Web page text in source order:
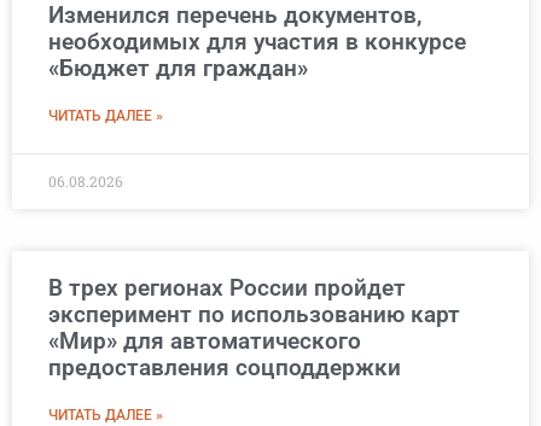
Изменился перечень документов,
необходимых для участия в конкурсе
«Бюджет для граждан»
ЧИТАТЬ ДАЛЕЕ »
06.08.2026
В трех регионах России пройдет
эксперимент по использованию карт
«Мир» для автоматического
предоставления соцподдержки
ЧИТАТЬ ДАЛЕЕ »